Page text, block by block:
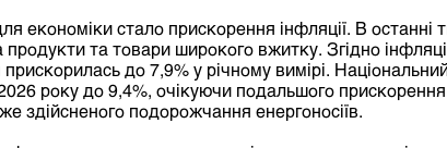
економіки стало прискорення інфляції. В останні
продукти та товари широкого вжитку. Згідно
прискорилась до 7,9% у річному вимірі.
року до 9,4%, очікуючи подальшого прискорення
здійсненого подорожчання енергоносіїв.